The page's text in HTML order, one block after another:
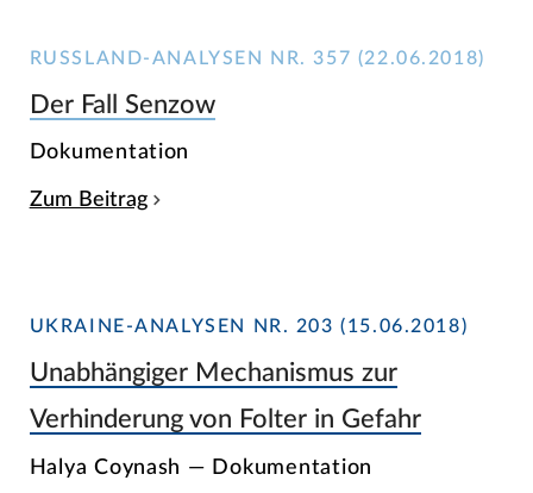
RUSSLAND-ANALYSEN NR. 357 (22.06.2018)
Der Fall Senzow
Dokumentation
Zum Beitrag
UKRAINE-ANALYSEN NR. 203 (15.06.2018)
Unabhängiger Mechanismus zur
Verhinderung von Folter in Gefahr
Halya Coynash — Dokumentation